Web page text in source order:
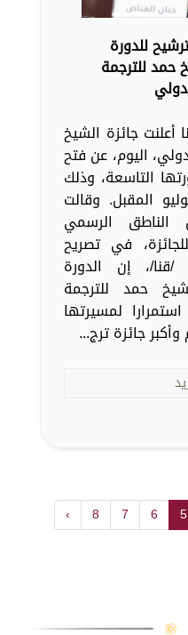
للدورة
حمد للترجمة
أعلنت جائزة الشيخ
اليوم، عن فتح
التاسعة، وذلك
المقبل. وقالت
الناطق الرسمي
في تصريح
/قنا/، إن الدورة
حمد للترجمة
لمسيرتها
5
6
7
8
›